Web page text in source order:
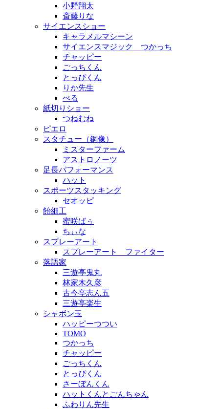
小野翔太
斎藤りな
サイエンスショー
キャラメルマシーン
サイエンスマジック つかっち
チャッピー
ごっちくん
とっぴくん
りか先生
ぺる
紙切りショー
つねむね
ピエロ
スタチュー（銅像）
ミスターファーム
アストロノーツ
足長パフォーマンス
ハット
スポーツスタッキング
セオッピ
飴細工
蜜咲ばぅ
ちぃな
スプレーアート
スプレーアート ファイター
落語家
三遊亭鬼丸
林家木久彦
古今亭志ん五
三遊亭楽生
シャボン玉
ハッピーつつい
TOMO
つかっち
チャッピー
ごっちくん
とっぴくん
さーぼんくん
ハットくんとごんちゃん
ふわりん先生